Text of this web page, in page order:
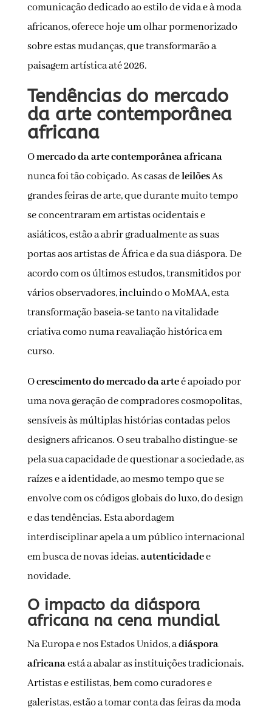
comunicação dedicado ao estilo de vida e à moda
africanos, oferece hoje um olhar pormenorizado
sobre estas mudanças, que transformarão a
paisagem artística até 2026.
Tendências do mercado
da arte contemporânea
africana
Omercado da arte contemporânea africana
nunca foi tão cobiçado. As casas deleilõesAs
grandes feiras de arte, que durante muito tempo
se concentraram em artistas ocidentais e
asiáticos, estão a abrir gradualmente as suas
portas aos artistas de África e da sua diáspora. De
acordo com os últimos estudos, transmitidos por
vários observadores, incluindo o MoMAA, esta
transformação baseia-se tanto na vitalidade
criativa como numa reavaliação histórica em
curso.
Ocrescimento do mercado da arteé apoiado por
uma nova geração de compradores cosmopolitas,
sensíveis às múltiplas histórias contadas pelos
designers africanos. O seu trabalho distingue-se
pela sua capacidade de questionar a sociedade, as
raízes e a identidade, ao mesmo tempo que se
envolve com os códigos globais do luxo, do design
e das tendências. Esta abordagem
interdisciplinar apela a um público internacional
em busca de novas ideias.autenticidadee
novidade.
O impacto da diáspora
africana na cena mundial
Na Europa e nos Estados Unidos, adiáspora
africanaestá a abalar as instituições tradicionais.
Artistas e estilistas, bem como curadores e
galeristas, estão a tomar conta das feiras da moda